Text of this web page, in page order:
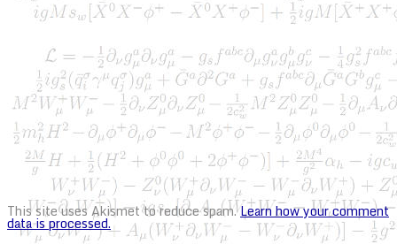
This site uses Akismet to reduce spam.Learn how your comment
data is processed.